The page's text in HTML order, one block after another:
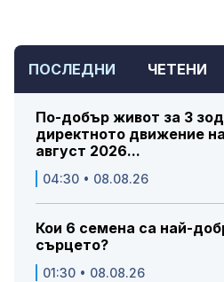
ПОСЛЕДНИ ЧЕТЕНИ
По-добър живот за 3
директното движение
август 2026...
04:30 • 08.08.26
Кои 6 семена са най-
сърцето?
01:30 • 08.08.26